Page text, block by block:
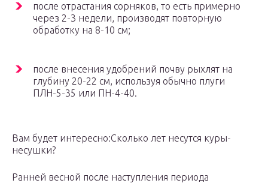
после отрастания сорняков, то есть примерно
через 2-3 недели, производят повторную
обработку на 8-10 см;
после внесения удобрений почву рыхлят на
глубину 20-22 см, используя обычно плуги
ПЛН-5-35 или ПН-4-40.
Вам будет интересно:Сколько лет несутся куры-
несушки?
Ранней весной после наступления периода